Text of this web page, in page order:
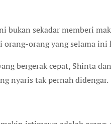
bukan sekadar memberi
orang-orang yang selama ini
bergerak cepat, Shinta
nyaris tak pernah didengar.